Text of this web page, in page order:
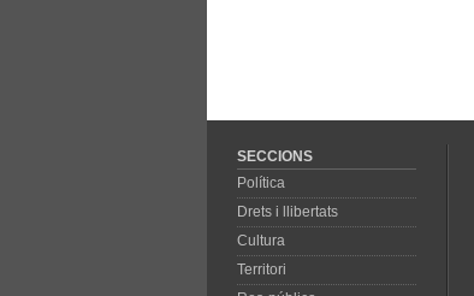
SECCIONS
Política
Drets i llibertats
Cultura
Territori